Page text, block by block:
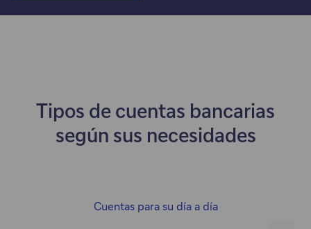
pestaña.
Tipos de cuentas bancarias
según sus necesidades
Cuentas para su día a día